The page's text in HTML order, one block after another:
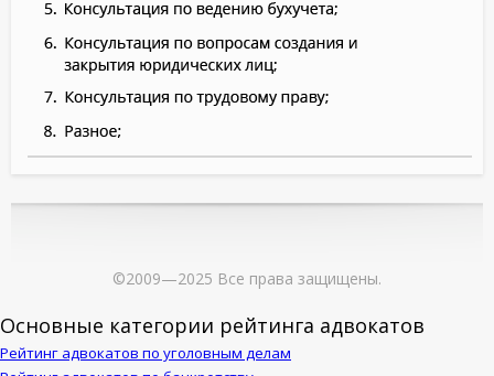
©2009—2025 Все права защищены.
Основные категории рейтинга адвокатов
Рейтинг адвокатов по уголовным делам